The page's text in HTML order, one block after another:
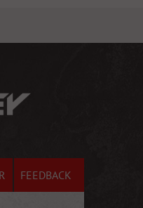
FEEDBACK